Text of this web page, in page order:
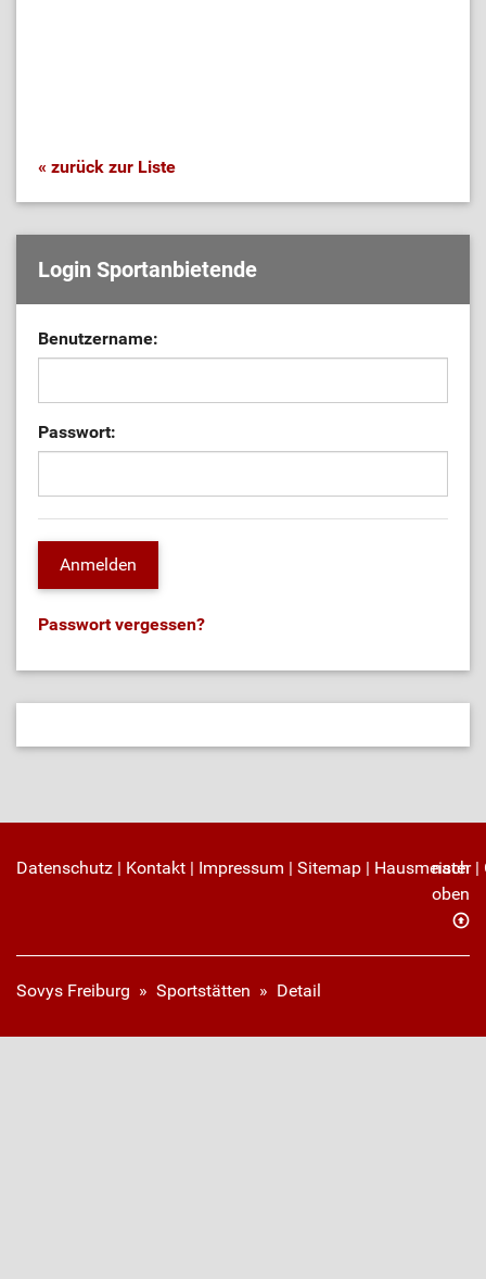
« zurück zur Liste
Login Sportanbietende
Benutzername:
Passwort:
Passwort vergessen?
Datenschutz | Kontakt | Impressum | Sitemap | Hausmeister|
nach
oben
Sovys Freiburg » Sportstätten » Detail